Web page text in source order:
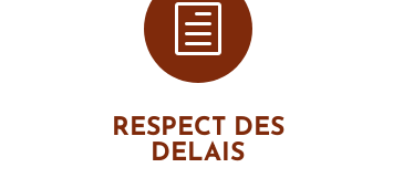
h
RESPECT DES
DELAIS